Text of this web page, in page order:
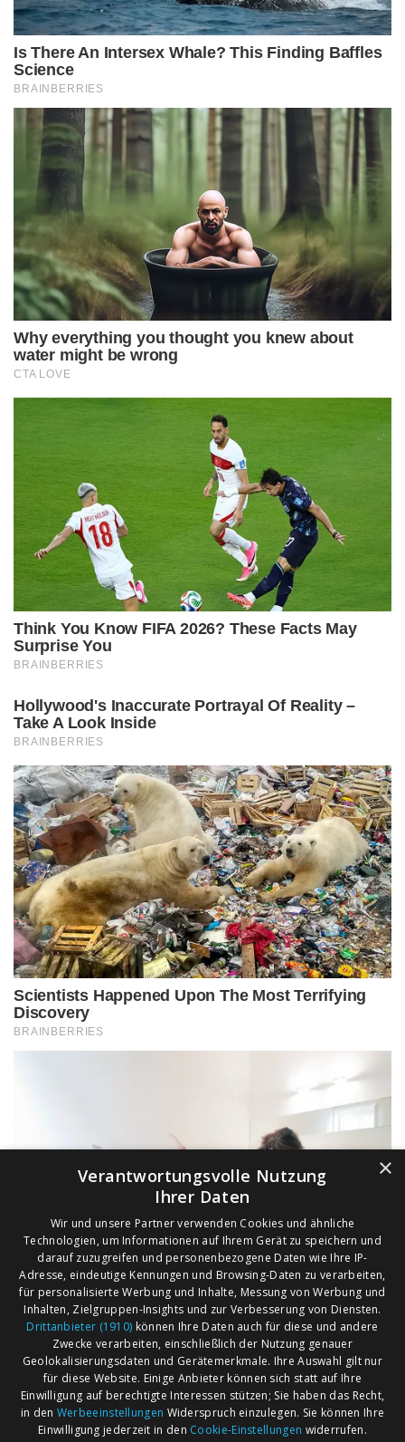
AGB
Impressum
Märkte nach Bundesländern
Märkte nach PLZ
×
Verantwortungsvolle Nutzung
Ihrer Daten
Wir und unsere Partner verwenden Cookies und ähnliche
Technologien, um Informationen auf Ihrem Gerät zu speichern und
darauf zuzugreifen und personenbezogene Daten wie Ihre IP-
Adresse, eindeutige Kennungen und Browsing-Daten zu verarbeiten,
für personalisierte Werbung und Inhalte, Messung von Werbung und
Inhalten, Zielgruppen-Insights und zur Verbesserung von Diensten.
Drittanbieter (1910) können Ihre Daten auch für diese und andere
Zwecke verarbeiten, einschließlich der Nutzung genauer
Geolokalisierungsdaten und Gerätemerkmale. Ihre Auswahl gilt nur
für diese Website. Einige Anbieter können sich statt auf Ihre
Einwilligung auf berechtigte Interessen stützen; Sie haben das Recht,
in den Werbeeinstellungen Widerspruch einzulegen. Sie können Ihre
Einwilligung jederzeit in den Cookie-Einstellungen widerrufen.